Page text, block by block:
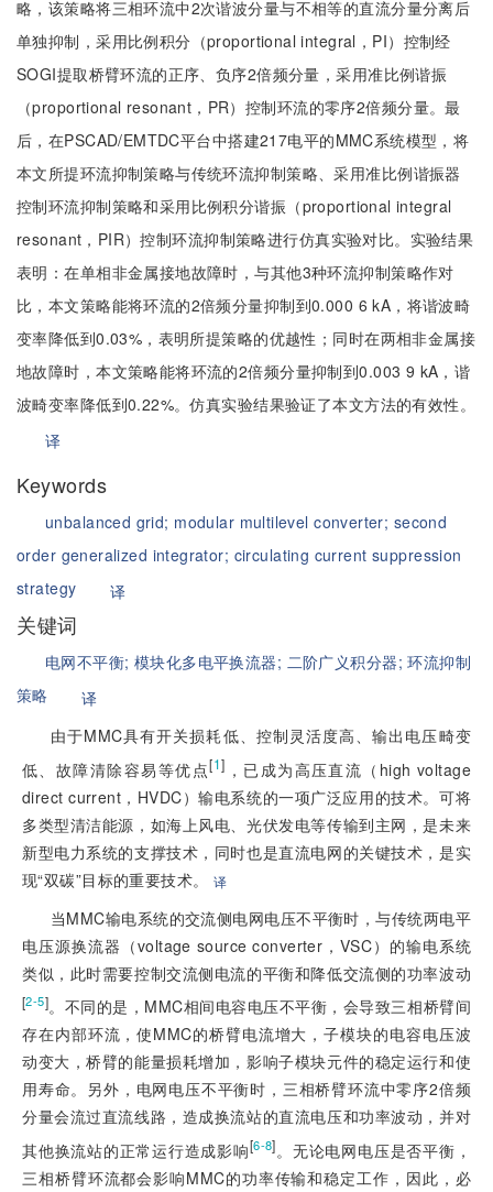
略，该策略将三相环流中2次谐波分量与不相等的直流分量分离后
单独抑制，采用比例积分（proportional integral，PI）控制经
SOGI提取桥臂环流的正序、负序2倍频分量，采用准比例谐振
（proportional resonant，PR）控制环流的零序2倍频分量。最
后，在PSCAD/EMTDC平台中搭建217电平的MMC系统模型，将
本文所提环流抑制策略与传统环流抑制策略、采用准比例谐振器
控制环流抑制策略和采用比例积分谐振（proportional integral
resonant，PIR）控制环流抑制策略进行仿真实验对比。实验结果
表明：在单相非金属接地故障时，与其他3种环流抑制策略作对
比，本文策略能将环流的2倍频分量抑制到0.000 6 kA，将谐波畸
变率降低到0.03%，表明所提策略的优越性；同时在两相非金属接
地故障时，本文策略能将环流的2倍频分量抑制到0.003 9 kA，谐
波畸变率降低到0.22%。仿真实验结果验证了本文方法的有效性。
译
Keywords
unbalanced grid; modular multilevel converter; second
order generalized integrator; circulating current suppression
strategy
译
关键词
电网不平衡; 模块化多电平换流器; 二阶广义积分器;环流抑制
策略
译
由于MMC具有开关损耗低、控制灵活度高、输出电压畸变
低、故障清除容易等优点[1] ，已成为高压直流（high voltage
direct current，HVDC）输电系统的一项广泛应用的技术。可将
多类型清洁能源，如海上风电、光伏发电等传输到主网，是未来
新型电力系统的支撑技术，同时也是直流电网的关键技术，是实
现“双碳”目标的重要技术。 译
当MMC输电系统的交流侧电网电压不平衡时，与传统两电平
电压源换流器（voltage source converter，VSC）的输电系统
类似，此时需要控制交流侧电流的平衡和降低交流侧的功率波动
[2-5]。不同的是，MMC相间电容电压不平衡，会导致三相桥臂间
存在内部环流，使MMC的桥臂电流增大，子模块的电容电压波
动变大，桥臂的能量损耗增加，影响子模块元件的稳定运行和使
用寿命。另外，电网电压不平衡时，三相桥臂环流中零序2倍频
分量会流过直流线路，造成换流站的直流电压和功率波动，并对
其他换流站的正常运行造成影响[6-8]。无论电网电压是否平衡，
三相桥臂环流都会影响MMC的功率传输和稳定工作，因此，必